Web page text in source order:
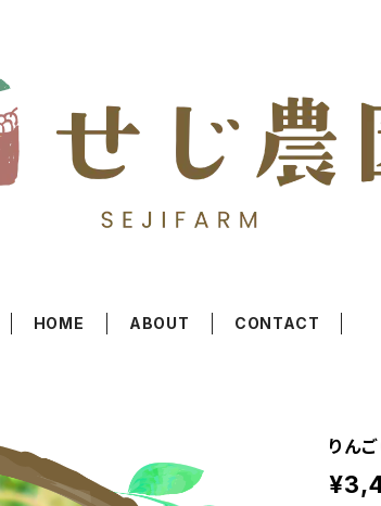
HOME ABOUT CONTACT
りんご